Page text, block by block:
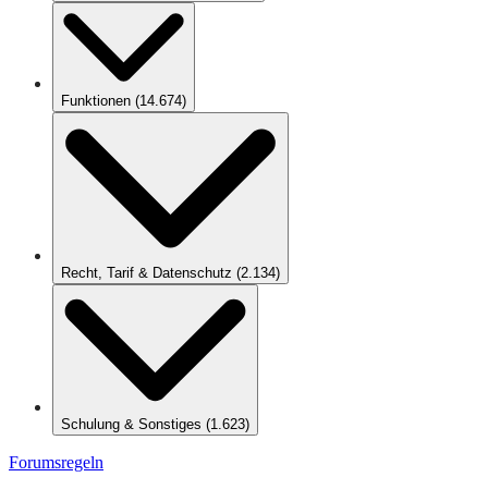
Funktionen (14.674)
Recht, Tarif & Datenschutz (2.134)
Schulung & Sonstiges (1.623)
Forumsregeln